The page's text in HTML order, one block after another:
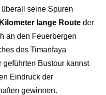
seine Spuren
lange Route der
an den Feuerbergen
des Timanfaya
geführten Bustour kannst
Eindruck der
gewinnen.